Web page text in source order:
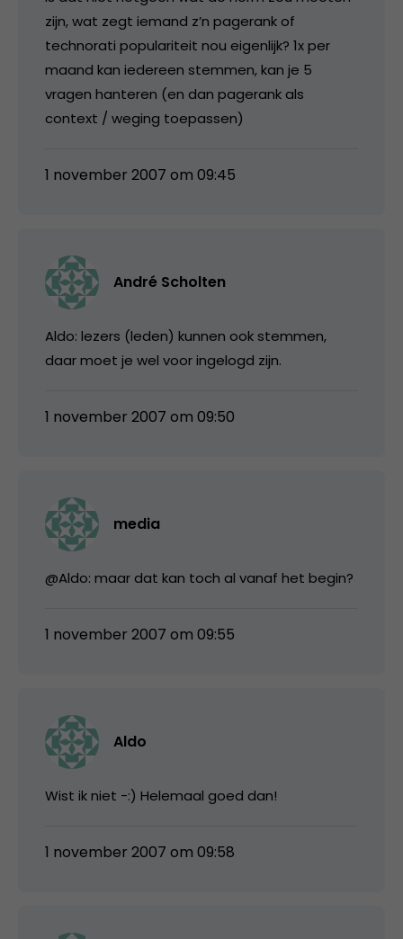
zijn, wat zegt iemand z’n pagerank of
technorati populariteit nou eigenlijk? 1x per
maand kan iedereen stemmen, kan je 5
vragen hanteren (en dan pagerank als
context / weging toepassen)
1 november 2007 om 09:45
André Scholten
Aldo: lezers (leden) kunnen ook stemmen,
daar moet je wel voor ingelogd zijn.
1 november 2007 om 09:50
media
@Aldo: maar dat kan toch al vanaf het begin?
1 november 2007 om 09:55
Aldo
Wist ik niet -:) Helemaal goed dan!
1 november 2007 om 09:58